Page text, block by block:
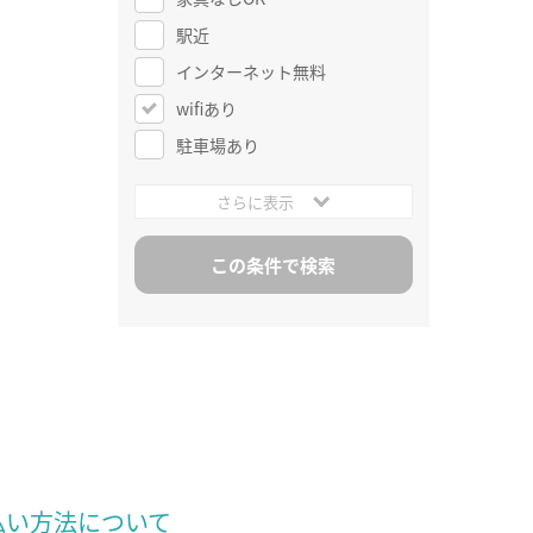
駅近
インターネット無料
wifiあり
駐車場あり
さらに表示
方法について